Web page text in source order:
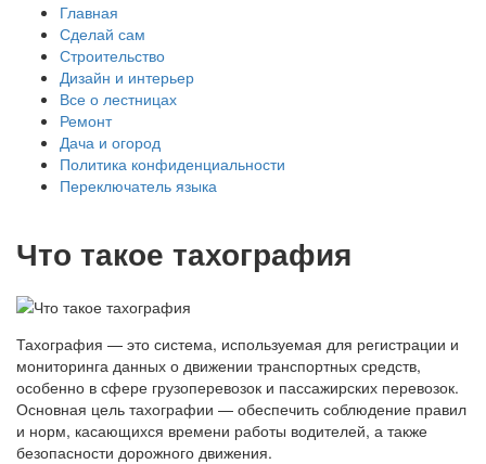
Главная
Сделай сам
Строительство
Дизайн и интерьер
Все о лестницах
Ремонт
Дача и огород
Политика конфиденциальности
Переключатель языка
Что такое тахография
Тахография — это система, используемая для регистрации и
мониторинга данных о движении транспортных средств,
особенно в сфере грузоперевозок и пассажирских перевозок.
Основная цель тахографии — обеспечить соблюдение правил
и норм, касающихся времени работы водителей, а также
безопасности дорожного движения.